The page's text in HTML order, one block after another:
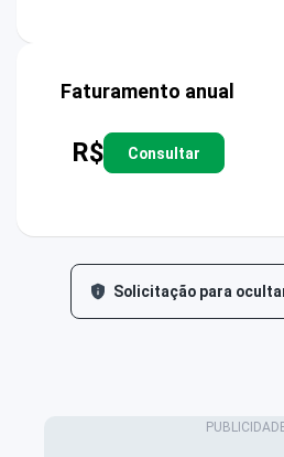
Faturamento anual
R$ Consultar
Solicitação para